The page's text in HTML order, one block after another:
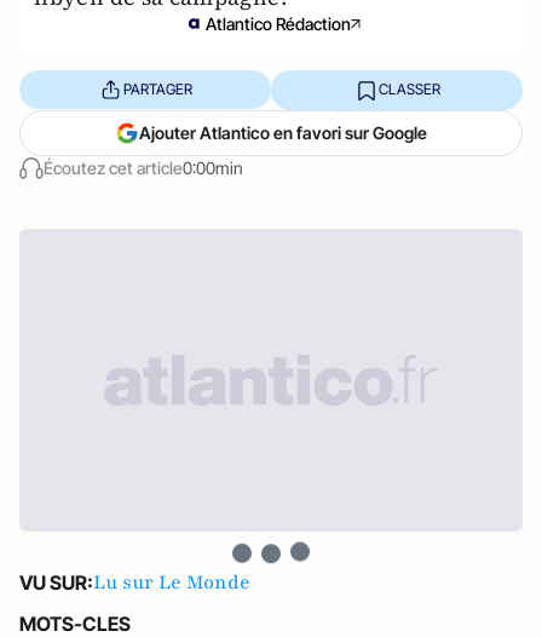
Atlantico Rédaction
Écoutez cet article0:00min
PARTAGER CLASSER
Ajouter Atlantico en favori sur Google
VU SUR:Lu sur Le Monde
MOTS-CLES